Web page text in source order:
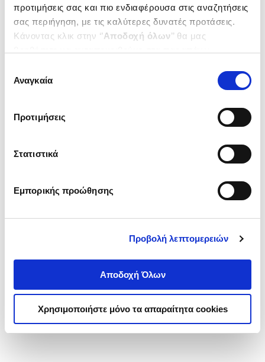
προτιμήσεις σας και πιο ενδιαφέρουσα στις αναζητήσεις
σας περιήγηση, με τις καλύτερες δυνατές προτάσεις.
Κάνοντας κλικ στην ‘’Αποδοχή όλων’’ θα μας
ενδιαφέρουν και να επιλέξετε από τα παρακάτω με την
΄΄και να ενημερωθείτε σχετικά με
συγκατάθεσης
Αναγκαία
Προτιμήσεις
Στατιστικά
Εμπορικής προώθησης
Προβολή λεπτομερειών
Αποδοχή Όλων
Χρησιμοποιήστε μόνο τα απαραίτητα cookies